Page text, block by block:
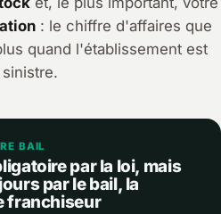
: le chiffre d'affaires que
quand l'établissement est
BAIL
par la loi, mais
par le bail, la
franchiseur